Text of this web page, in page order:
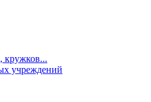
кружков...
учреждений